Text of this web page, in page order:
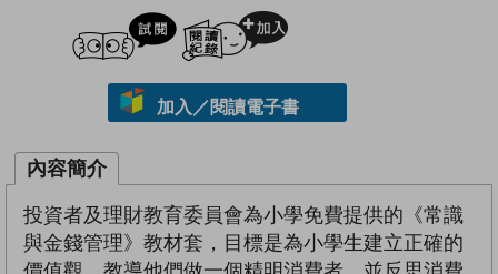
試閲
加入／閱讀電子書
內容簡介
投資者及理財教育委員會為小學免費提供的《常識
與金錢管理》教材套，目標是為小學生建立正確的